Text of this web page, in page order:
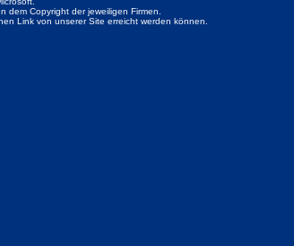
Copyright der jeweiligen Firmen.
Link von unserer Site erreicht werden können.